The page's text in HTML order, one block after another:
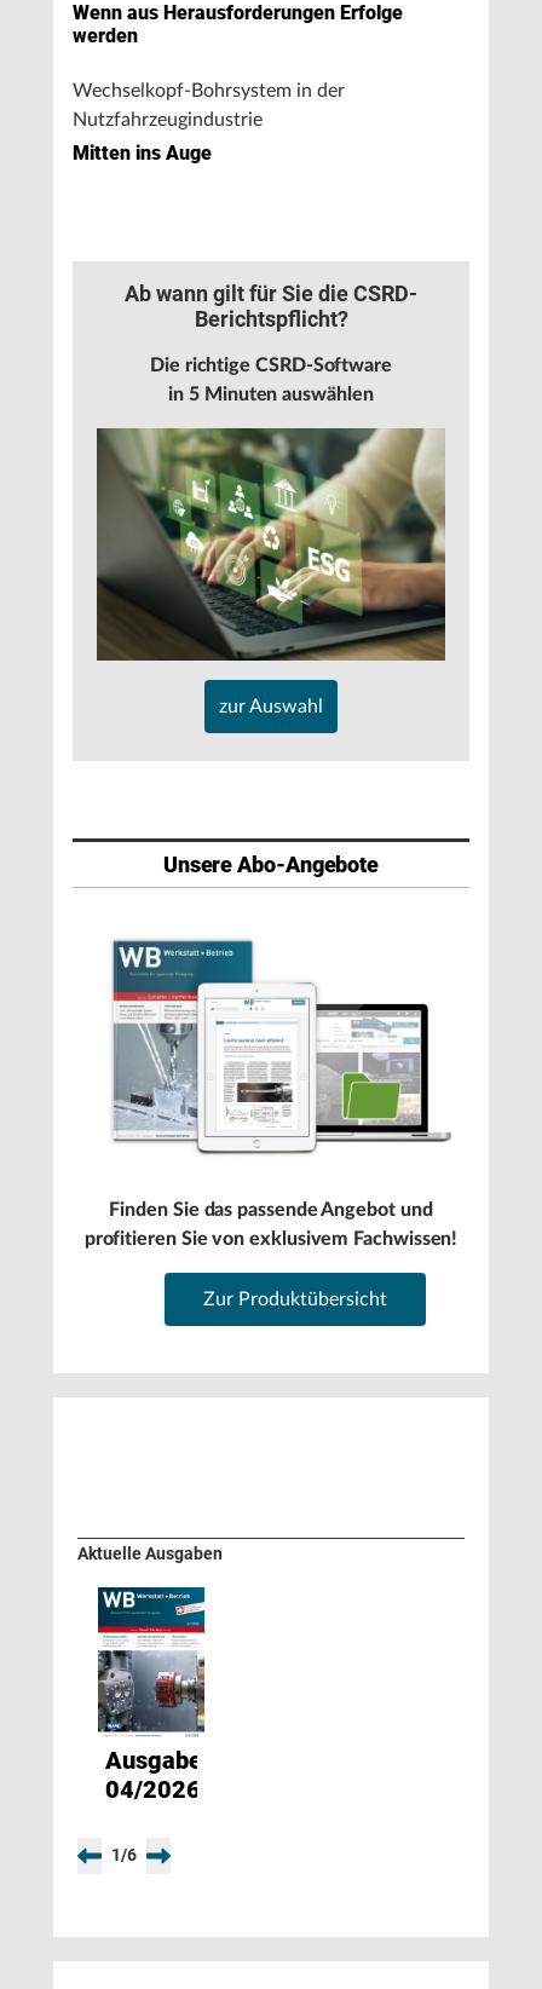
Wenn aus Herausforderungen Erfolge
werden
Wechselkopf-Bohrsystem in der
Nutzfahrzeugindustrie
Mitten ins Auge
Ab wann gilt für Sie die CSRD-
Berichtspflicht?
Die richtige CSRD-Software
in 5 Minuten auswählen
zur Auswahl
Unsere Abo-Angebote
Finden Sie das passende Angebot und
profitieren Sie von exklusivem Fachwissen!
Zur Produktübersicht
Aktuelle Ausgaben
Ausgabe
04/2026
1/6